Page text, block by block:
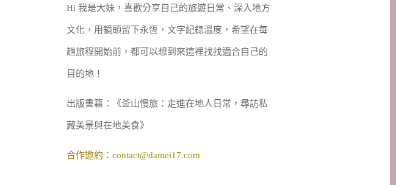
Hi 我是大妹，喜歡分享自己的旅遊日常、深入地方
文化，用鏡頭留下永恆，文字紀錄溫度，希望在每
趟旅程開始前，都可以想到來這裡找找適合自己的
目的地！
出版書籍：《釜山慢旅：走進在地人日常，尋訪私
藏美景與在地美食》
合作邀約： contact@damei17.com